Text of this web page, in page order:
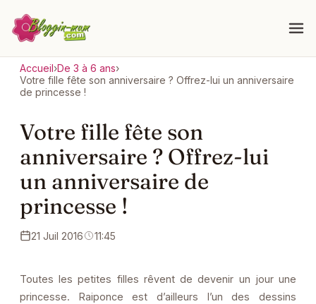
Accueil›De 3 à 6 ans›
Votre fille fête son anniversaire ? Offrez-lui un anniversaire
de princesse !
Votre fille fête son
anniversaire ? Offrez-lui
un anniversaire de
princesse !
21 Juil 2016 11:45
Toutes les petites filles rêvent de devenir un jour une
princesse. Raiponce est d’ailleurs l’un des dessins